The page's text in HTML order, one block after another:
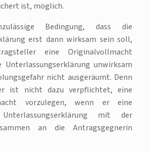
ist, möglich.
Bedingung, dass die
erst dann wirksam sein soll,
eine Originalvollmacht
unwirksam
nicht ausgeräumt. Denn
ist nicht dazu verpflichtet, eine
vorzulegen, wenn er eine
mit der
an die Antragsgegnerin